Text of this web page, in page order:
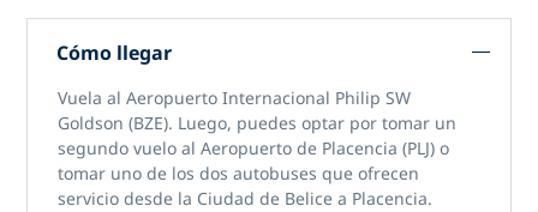
Cómo llegar
Vuela al Aeropuerto Internacional Philip SW
Goldson (BZE). Luego, puedes optar por tomar un
segundo vuelo al Aeropuerto de Placencia (PLJ) o
tomar uno de los dos autobuses que ofrecen
servicio desde la Ciudad de Belice a Placencia.